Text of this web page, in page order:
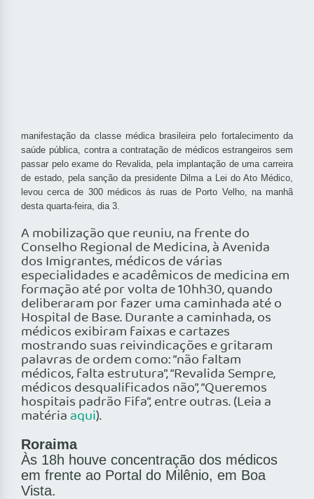
manifestação da classe médica brasileira pelo fortalecimento da
saúde pública, contra a contratação de médicos estrangeiros sem
passar pelo exame do Revalida, pela implantação de uma carreira
de estado, pela sanção da presidente Dilma a Lei do Ato Médico,
levou cerca de 300 médicos às ruas de Porto Velho, na manhã
desta quarta-feira, dia 3.
A mobilização que reuniu, na frente do
Conselho Regional de Medicina, à Avenida
dos Imigrantes, médicos de várias
especialidades e acadêmicos de medicina em
formação até por volta de 10hh30, quando
deliberaram por fazer uma caminhada até o
Hospital de Base. Durante a caminhada, os
médicos exibiram faixas e cartazes
mostrando suas reivindicações e gritaram
palavras de ordem como: “não faltam
médicos, falta estrutura”, “Revalida Sempre,
médicos desqualificados não”, “Queremos
hospitais padrão Fifa”, entre outras. (Leia a
matériaaqui).
Roraima
Às 18h houve concentração dos médicos
em frente ao Portal do Milênio, em Boa
Vista.